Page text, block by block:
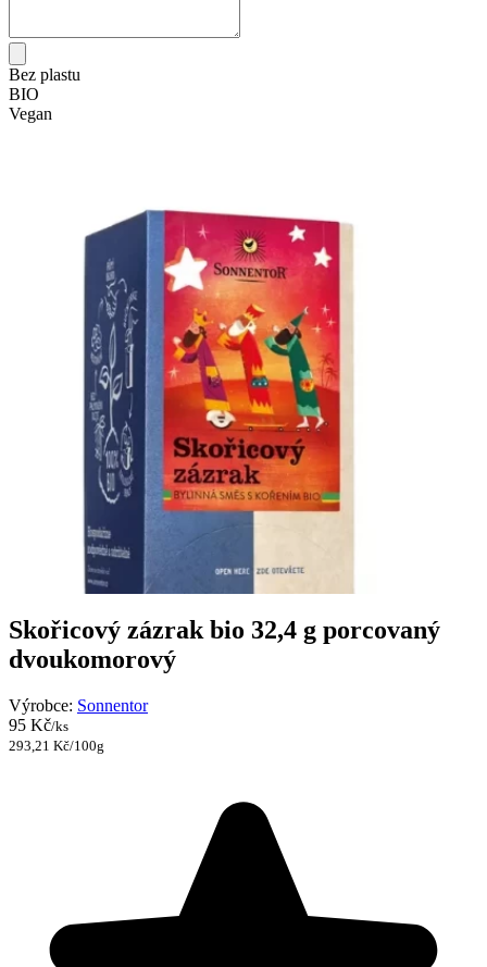
Bez plastu
BIO
Vegan
Skořicový zázrak bio 32,4 g porcovaný
dvoukomorový
Výrobce: Sonnentor
95 Kč/ks
293,21 Kč/100g